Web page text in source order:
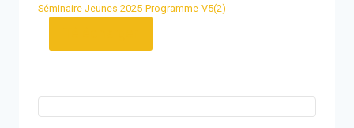
Séminaire Jeunes 2025-Programme-V5(2)